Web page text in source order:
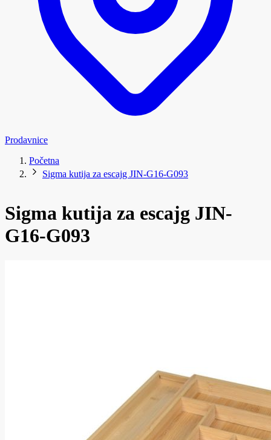
Prodavnice
Početna
Sigma kutija za escajg JIN-G16-G093
Sigma kutija za escajg JIN-
G16-G093